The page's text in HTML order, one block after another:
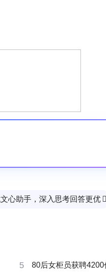
心助手，深入思考回答更优 
5 80后女柜员获聘4200